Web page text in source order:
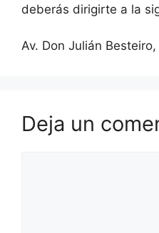
deberás dirigirte a la
Av. Don Julián
Deja un